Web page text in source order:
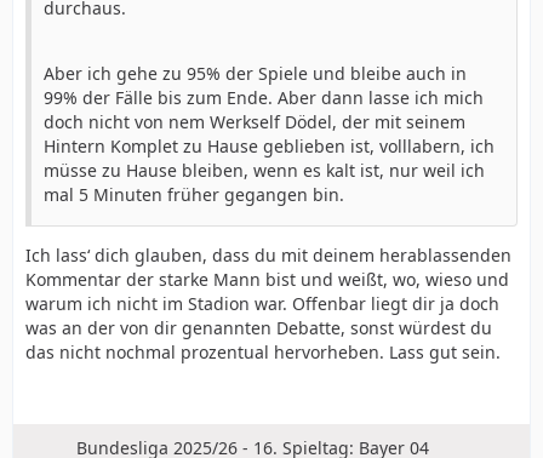
durchaus.
Aber ich gehe zu 95% der Spiele und bleibe auch in
99% der Fälle bis zum Ende. Aber dann lasse ich mich
doch nicht von nem Werkself Dödel, der mit seinem
Hintern Komplet zu Hause geblieben ist, volllabern, ich
müsse zu Hause bleiben, wenn es kalt ist, nur weil ich
mal 5 Minuten früher gegangen bin.
Ich lass‘ dich glauben, dass du mit deinem herablassenden
Kommentar der starke Mann bist und weißt, wo, wieso und
warum ich nicht im Stadion war. Offenbar liegt dir ja doch
was an der von dir genannten Debatte, sonst würdest du
das nicht nochmal prozentual hervorheben. Lass gut sein.
Bundesliga 2025/26 - 16. Spieltag: Bayer 04